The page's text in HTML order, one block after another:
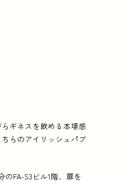
ギネスを飲める本場感
らのアイリッシュパブ
FA-S3ビル1階、扉を